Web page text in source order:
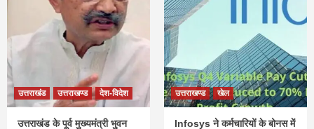
उत्तराखंड उत्तराखण्ड देश-विदेश
उत्तराखंड के पूर्व मुख्यमंत्री भुवन
उत्तराखण्ड खेल
Infosys ने कर्मचारियों के बोनस में